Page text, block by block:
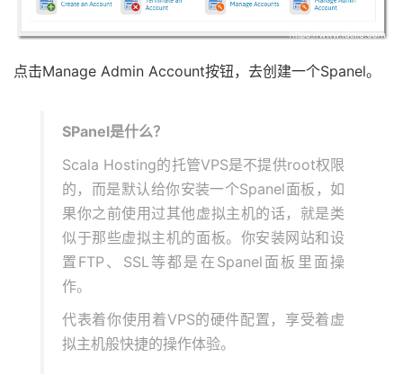
点击Manage Admin Account按钮，去创建一个Spanel。
SPanel是什么？
Scala Hosting的托管VPS是不提供root权限
的，而是默认给你安装一个Spanel面板，如
果你之前使用过其他虚拟主机的话，就是类
似于那些虚拟主机的面板。你安装网站和设
置FTP、SSL等都是在Spanel面板里面操
作。
代表着你使用着VPS的硬件配置，享受着虚
拟主机般快捷的操作体验。